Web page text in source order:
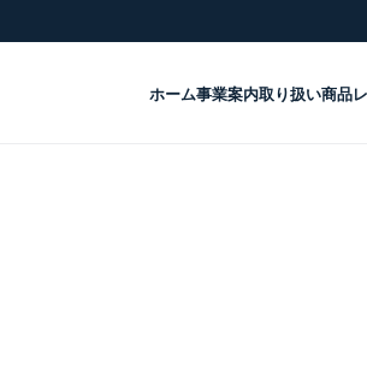
ホーム事業案内取り扱い商品